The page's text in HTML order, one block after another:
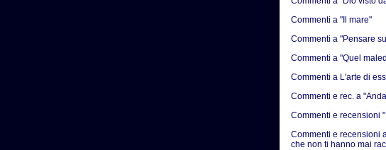
Commenti a "Il mare"
Commenti a "Pensare
Commenti a "Quel
Commenti a L'arte di
Commenti e rec. a
Commenti e recensioni
Commenti e recensioni
che non ti hanno mai